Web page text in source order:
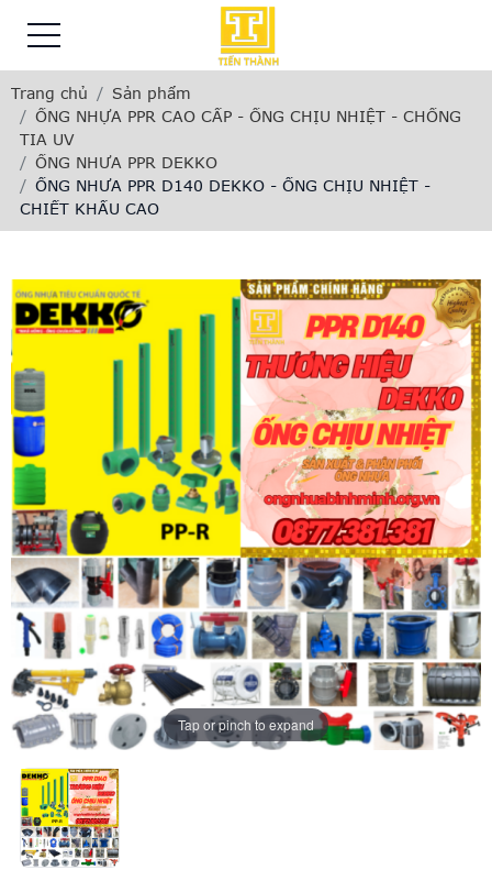
Trang chủ
Sản phẩm
ỐNG NHỰA PPR CAO CẤP - ỐNG CHỊU NHIỆT - CHỐNG
TIA UV
ỐNG NHƯA PPR DEKKO
ỐNG NHƯA PPR D140 DEKKO - ỐNG CHỊU NHIỆT -
CHIẾT KHẤU CAO
Tap or pinch to expand